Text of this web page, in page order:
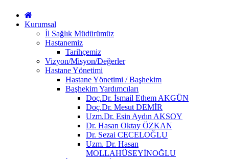
Kurumsal
İl Sağlık Müdürümüz
Hastanemiz
Tarihçemiz
Vizyon/Misyon/Değerler
Hastane Yönetimi
Hastane Yönetimi / Başhekim
Başhekim Yardımcıları
Doç.Dr. İsmail Ethem AKGÜN
Doç.Dr. Mesut DEMİR
Uzm.Dr. Esin Aydın AKSOY
Dr. Hasan Oktay ÖZKAN
Dr. Sezai CECELOĞLU
Uzm. Dr. Hasan
MOLLAHÜSEYİNOĞLU